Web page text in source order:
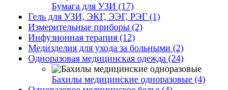
Бумага для УЗИ (17)
Гель для УЗИ, ЭКГ, ЭЭГ, РЭГ (1)
Измерительные приборы (2)
Инфузионная терапия (12)
Медизделия для ухода за больными (2)
Одноразовая медицинская одежда (24)
Бахилы медицинские одноразовые (4)